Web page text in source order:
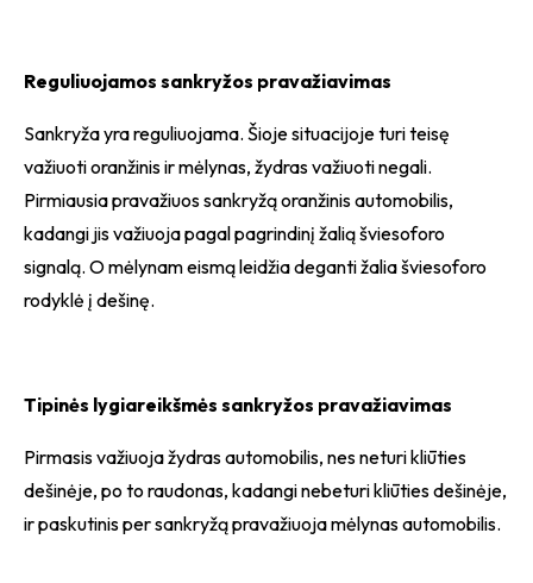
Reguliuojamos sankryžos pravažiavimas
Sankryža yra reguliuojama. Šioje situacijoje turi teisę
važiuoti oranžinis ir mėlynas, žydras važiuoti negali.
Pirmiausia pravažiuos sankryžą oranžinis automobilis,
kadangi jis važiuoja pagal pagrindinį žalią šviesoforo
signalą. O mėlynam eismą leidžia deganti žalia šviesoforo
rodyklė į dešinę.
Tipinės lygiareikšmės sankryžos pravažiavimas
Pirmasis važiuoja žydras automobilis, nes neturi kliūties
dešinėje, po to raudonas, kadangi nebeturi kliūties dešinėje,
ir paskutinis per sankryžą pravažiuoja mėlynas automobilis.